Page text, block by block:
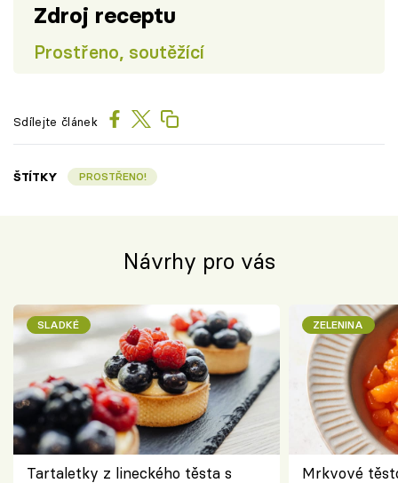
Zdroj receptu
Prostřeno, soutěžící
Sdílejte článek
ŠTÍTKY PROSTŘENO!
Návrhy pro vás
SLADKÉ
Tartaletky z lineckého těsta s
ZELENINA
Mrkvové